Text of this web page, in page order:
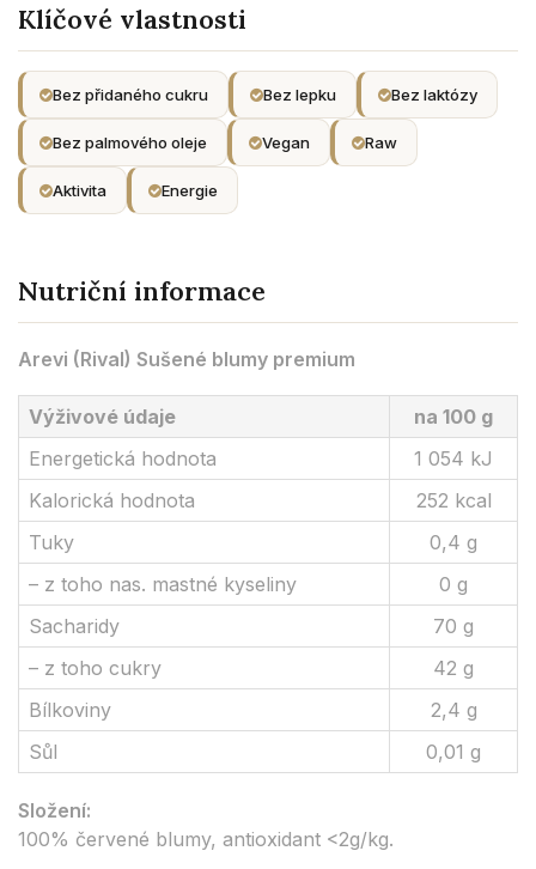
Klíčové vlastnosti
Bez přidaného cukru Bez lepku Bez laktózy
Bez palmového oleje Vegan Raw
Aktivita Energie
Nutriční informace
Arevi (Rival) Sušené blumy premium
Výživové údaje
na 100 g
Energetická hodnota
1 054 kJ
Kalorická hodnota
252 kcal
Tuky
0,4 g
– z toho nas. mastné kyseliny
0 g
Sacharidy
70 g
– z toho cukry
42 g
Bílkoviny
2,4 g
Sůl
0,01 g
Složení:
100% červené blumy, antioxidant <2g/kg.